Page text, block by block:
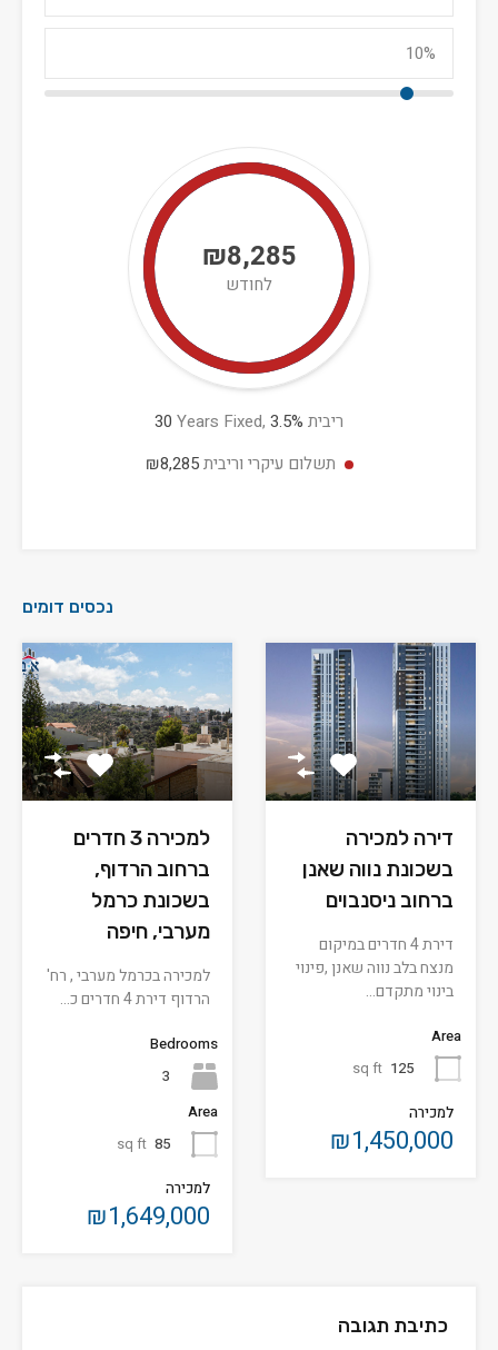
₪8,285
לחודש
30 Years Fixed, 3.5% ריבית
תשלום עיקרי וריבית₪8,285
נכסים דומים
דירה למכירה
בשכונת נווה שאנן
ברחוב ניסנבוים
דירת 4 חדרים במיקום
מנצח בלב נווה שאנן ,פינוי
בינוי מתקדם…
Area
125
sq ft
למכירה
₪1,450,000
למכירה 3 חדרים
ברחוב הרדוף,
בשכונת כרמל
מערבי, חיפה
למכירה בכרמל מערבי , רח'
הרדוף דירת 4 חדרים כ…
Bedrooms
3
Area
85
sq ft
למכירה
₪1,649,000
כתיבת תגובה